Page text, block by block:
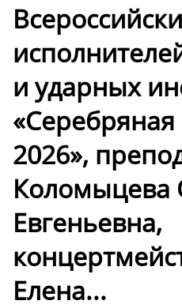
и ударных
«Серебряная
2026»,
Коломыцева
Евгеньевна,
Елена...